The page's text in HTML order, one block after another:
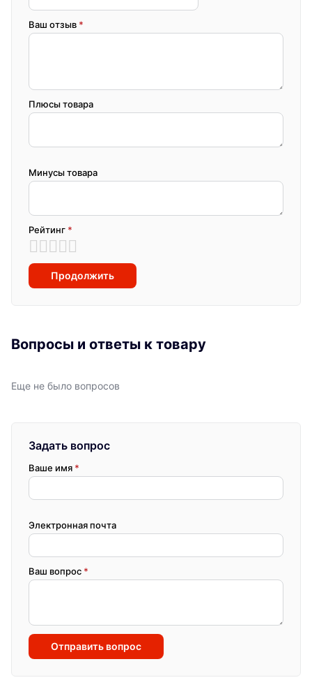
Ваш отзыв *
Плюсы товара
Минусы товара
Рейтинг *
Продолжить
Вопросы и ответы к товару
Еще не было вопросов
Задать вопрос
Ваше имя *
Электронная почта
Ваш вопрос *
Отправить вопрос